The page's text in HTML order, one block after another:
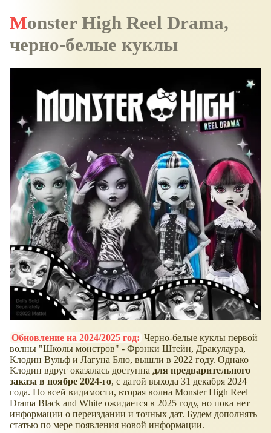
Monster High Reel Drama,
черно-белые куклы
Обновление на 2024/2025 год: Черно-белые куклы первой
волны "Школы монстров" - Фрэнки Штейн, Дракулаура,
Клодин Вульф и Лагуна Блю, вышли в 2022 году. Однако
Клодин вдруг оказалась доступна для предварительного
заказа в ноябре 2024-го, с датой выхода 31 декабря 2024
года. По всей видимости, вторая волна Monster High Reel
Drama Black and White ожидается в 2025 году, но пока нет
информации о переиздании и точных дат. Будем дополнять
статью по мере появления новой информации.